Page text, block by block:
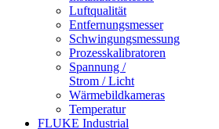
Luftqualität
Entfernungsmesser
Schwingungsmessung
Prozesskalibratoren
Spannung /
Strom / Licht
Wärmebildkameras
Temperatur
FLUKE Industrial